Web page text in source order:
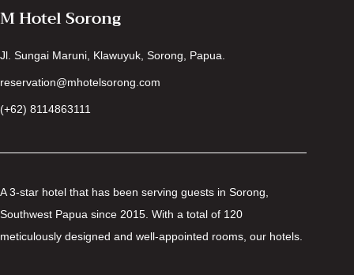
M Hotel Sorong
Jl. Sungai Maruni, Klawuyuk, Sorong, Papua.
reservation@mhotelsorong.com
(+62) 8114863111
A 3-star hotel that has been serving guests in Sorong,
Southwest Papua since 2015. With a total of 120
meticulously designed and well-appointed rooms, our hotels.